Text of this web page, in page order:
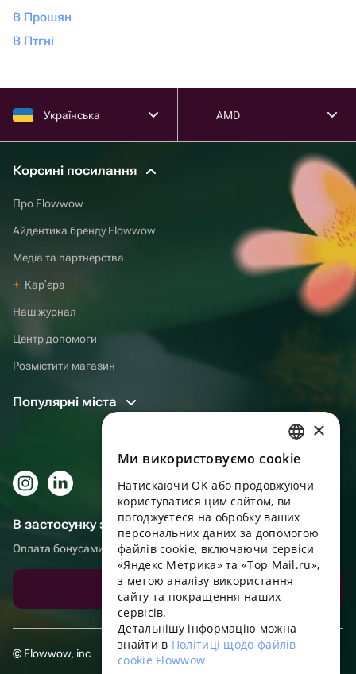
В Прошян
В Птгні
Українська AMD
Корсині посилання
Про Flowwow
Айдентика бренду Flowwow
Медіа та партнерства
Карʼєра
Наш журнал
Центр допомоги
Розмістити магазин
Популярні міста
В застосунку зручніше!
Оплата бонусами, самовивіз, зручний чат підтримки
Завантажити додаток
© Flowwow, inc
RUSSIAN
ENGLISH
UKRAINIAN
PORTUGUESE
SPANISH
HUNGARIAN
FRENCH
×
Ми використовуємо cookie
Натискаючи OK або продовжуючи
користуватися цим сайтом, ви
погоджуєтеся на обробку ваших
персональних даних за допомогою
файлів cookie, включаючи сервіси
«Яндекс Метрика» та «Top Mail.ru»,
з метою аналізу використання
сайту та покращення наших
сервісів.
Детальнішу інформацію можна
знайти в Політиці щодо файлів
cookie Flowwow